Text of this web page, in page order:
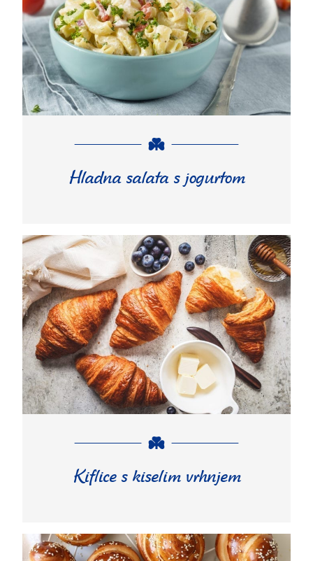
Hladna salata s jogurtom
Kiflice s kiselim vrhnjem